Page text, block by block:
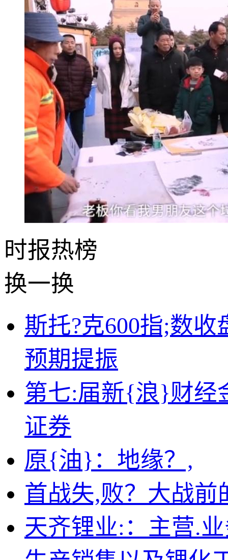
时报热榜
换一换
斯托?克600指;数
预期提振
第七:届新{浪}财经
证券
原{油}：地缘？,
首战失,败？大战前
天齐锂业:：主营.